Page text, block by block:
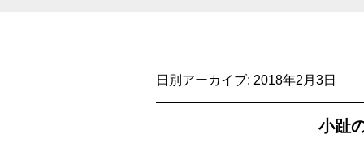
日別アーカイブ: 2018年2月3日
小趾